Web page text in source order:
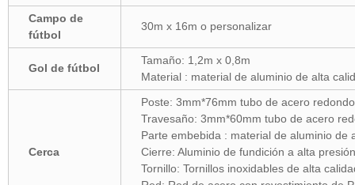
Campo de
fútbol
30m x 16m o personalizar
Gol de fútbol
Tamaño: 1,2m x 0,8m
Material : material de aluminio de alta
Cerca
Poste: 3mm*76mm tubo de acero redondo
Travesaño: 3mm*60mm tubo de acero
Parte embebida : material de aluminio de
Cierre: Aluminio de fundición a alta
Tornillo: Tornillos inoxidables de alta